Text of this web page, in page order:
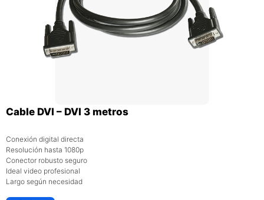
Cable DVI – DVI 3 metros
Conexión digital directa
Resolución hasta 1080p
Conector robusto seguro
Ideal video profesional
Largo según necesidad